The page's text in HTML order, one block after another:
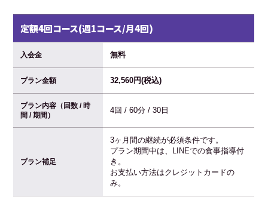
定額4回コース(週1コース/月4回)
入会金 無料
プラン金額 32,560円(税込)
プラン内容（回数 / 時
間 / 期間）
4回 / 60分 / 30日
プラン補足
3ヶ月間の継続が必須条件です。
プラン期間中は、LINEでの食事指導付
き。
お支払い方法はクレジットカードの
み。